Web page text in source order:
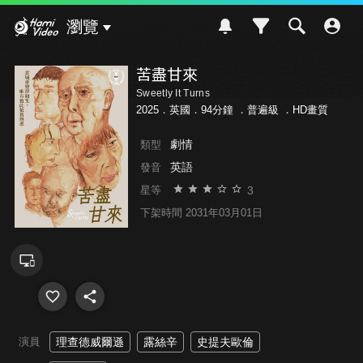
瀏覽
苦盡甘來
Sweetly It Turns
2025．英國．94分鐘 ． 普遍級 ．HD畫質
類型 劇情
發音 英語
星等 3
下架時間 2031年03月01日
演員 理查德威爾遜 露絲辛 史提夫歐倫